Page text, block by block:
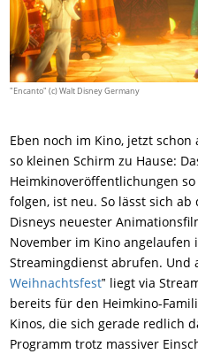
"Encanto" (c) Walt Disney Germany
Eben noch im Kino, jetzt
so kleinen Schirm zu Hause:
Heimkinoveröffentlichungen
folgen, ist neu. So lässt sich ab
Disneys neuester
November im Kino angelaufen
Streamingdienst abrufen. Und
Weihnachtsfest‟ liegt via
bereits für den Heimkino-
Kinos, die sich gerade redlich
Programm trotz massiver